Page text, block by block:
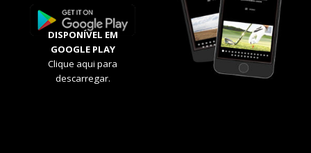
DISPONÍVEL EM
GOOGLE PLAY
Clique aqui para
descarregar.